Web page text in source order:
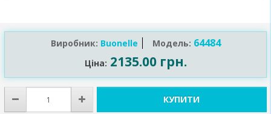
Виробник: Buonelle Модель: 64484
Ціна: 2135.00 грн.
КУПИТИ